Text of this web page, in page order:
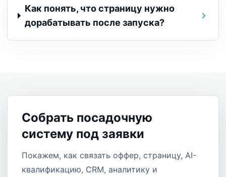
Как понять, что страницу нужно
дорабатывать после запуска?
Собрать посадочную
систему под заявки
Покажем, как связать оффер, страницу, AI-
квалификацию, CRM, аналитику и